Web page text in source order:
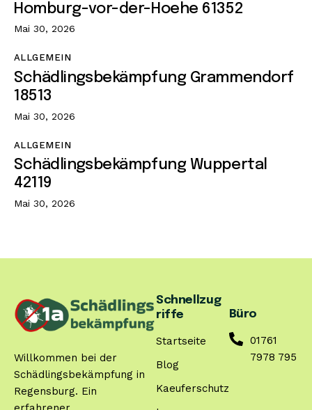
Homburg-vor-der-Hoehe 61352
Mai 30, 2026
ALLGEMEIN
Schädlingsbekämpfung Grammendorf
18513
Mai 30, 2026
ALLGEMEIN
Schädlingsbekämpfung Wuppertal
42119
Mai 30, 2026
Willkommen bei der
Schädlingsbekämpfung in
Regensburg. Ein
Schnellzug
riffe
Startseite
Blog
Kaeuferschutz
Büro
01761
7978 795